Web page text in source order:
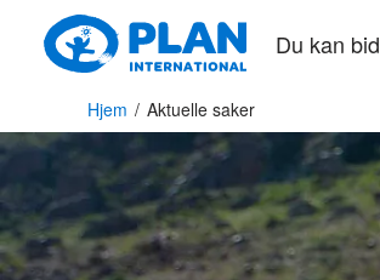
hovedinnhold
Du kan
Hjem / Aktuelle saker